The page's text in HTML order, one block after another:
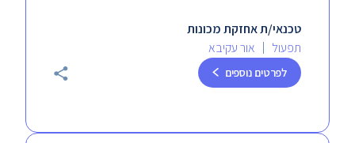
טכנאי/ת אחזקת מכונות
אור עקיבא
תפעול
לפרטים נוספים